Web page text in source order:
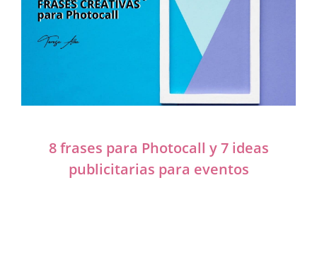
8 frases para Photocall y 7 ideas
publicitarias para eventos